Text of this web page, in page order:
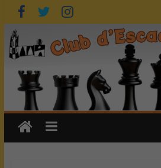
Skip
to
content